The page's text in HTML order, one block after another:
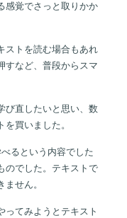
感覚でさっと取りかか
ストを読む場合もあれ
すなど、普段からスマ
び直したいと思い、数
買いました。
るという内容でした
のでした。テキストで
せん。
ってみようとテキスト